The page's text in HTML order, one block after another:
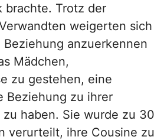
brachte. Trotz der
weigerten sich
Beziehung anzuerkennen
Mädchen,
zu gestehen, eine
Beziehung zu ihrer
haben. Sie wurde zu 30
verurteilt, ihre Cousine zu